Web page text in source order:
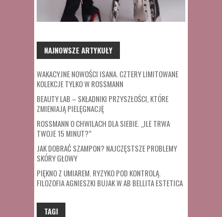
NAJNOWSZE ARTYKUŁY
WAKACYJNE NOWOŚCI ISANA. CZTERY LIMITOWANE
KOLEKCJE TYLKO W ROSSMANN
BEAUTY LAB – SKŁADNIKI PRZYSZŁOŚCI, KTÓRE
ZMIENIAJĄ PIELĘGNACJĘ
ROSSMANN O CHWILACH DLA SIEBIE. „ILE TRWA
TWOJE 15 MINUT?”
JAK DOBRAĆ SZAMPON? NAJCZĘSTSZE PROBLEMY
SKÓRY GŁOWY
PIĘKNO Z UMIAREM. RYZYKO POD KONTROLĄ.
FILOZOFIA AGNIESZKI BUJAK W AB BELLITA ESTETICA
TAGI